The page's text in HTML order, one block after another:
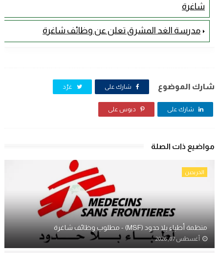
شاغرة
مدرسة الغد المشرق تعلن عن وظائف شاغرة
شارك الموضوع شارك على غرّد
شارك على دبوس على
مواضيع ذات الصلة
الخريجين
منظمة أطباء بلا حدود (MSF) - مطلوب وظائف شاغرة
أغسطس 07, 2026